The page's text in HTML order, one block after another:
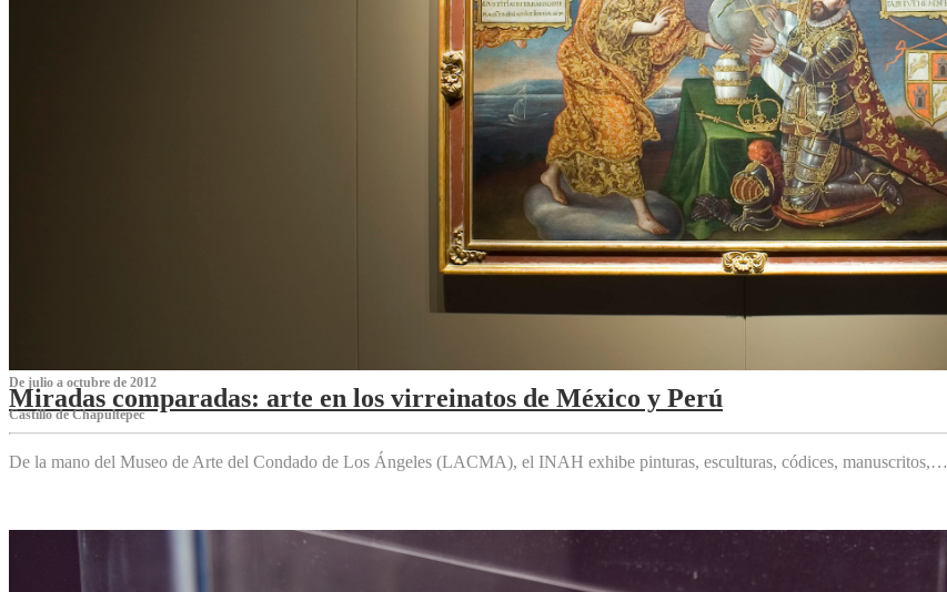
De julio a octubre de 2012
Miradas comparadas: arte en los virreinatos de México y Perú
Castillo de Chapultepec
De la mano del Museo de Arte del Condado de Los Ángeles (LACMA), el INAH exhibe pinturas, esculturas, códices, manuscritos,…